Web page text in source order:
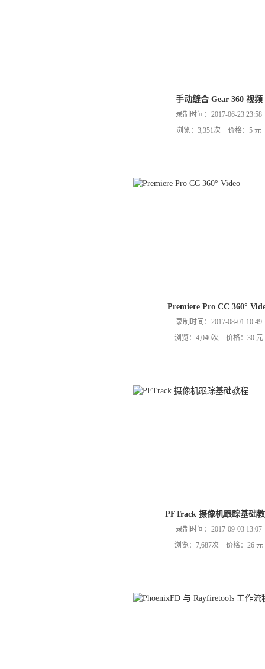
手动缝合 Gear 360 视频
录制时间：2017-06-23 23:58
浏览：3,351次 价格：5 元
Premiere Pro CC 360°
录制时间：2017-08-01 10:49
浏览：4,040次 价格：30 元
PFTrack 摄像机跟踪基础
录制时间：2017-09-03 13:07
浏览：7,687次 价格：26 元